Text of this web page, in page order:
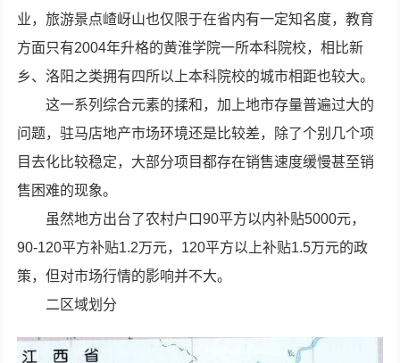
业，旅游景点嵖岈山也仅限于在省内有一定知名度，教育
方面只有2004年升格的黄淮学院一所本科院校，相比新
乡、洛阳之类拥有四所以上本科院校的城市相距也较大。
这一系列综合元素的揉和，加上地市存量普遍过大的
问题，驻马店地产市场环境还是比较差，除了个别几个项
目去化比较稳定，大部分项目都存在销售速度缓慢甚至销
售困难的现象。
虽然地方出台了农村户口90平方以内补贴5000元，
90-120平方补贴1.2万元，120平方以上补贴1.5万元的政
策，但对市场行情的影响并不大。
二区域划分